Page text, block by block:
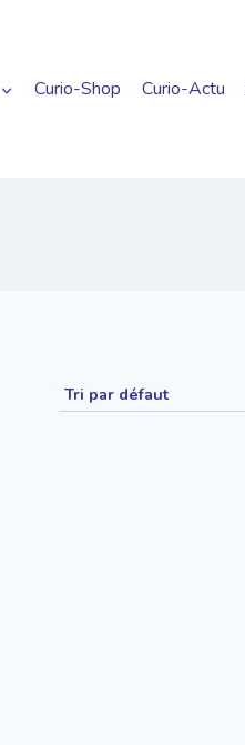
Curio-Shop Curio-Actu